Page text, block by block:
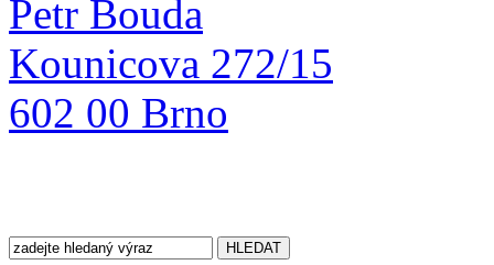
Petr Bouda
Kounicova 272/15
602 00 Brno